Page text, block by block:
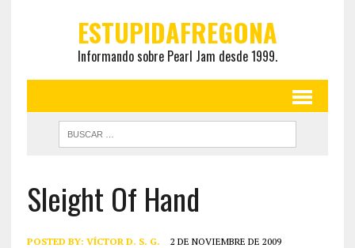
ESTUPIDAFREGONA
Informando sobre Pearl Jam desde 1999.
Sleight Of Hand
POSTED BY: VÍCTOR D. S. G. 2 DE NOVIEMBRE DE 2009